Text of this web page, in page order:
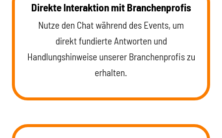
Direkte Interaktion mit Branchenprofis
Nutze den Chat während des Events, um
direkt fundierte Antworten und
Handlungshinweise unserer Branchenprofis zu
erhalten.